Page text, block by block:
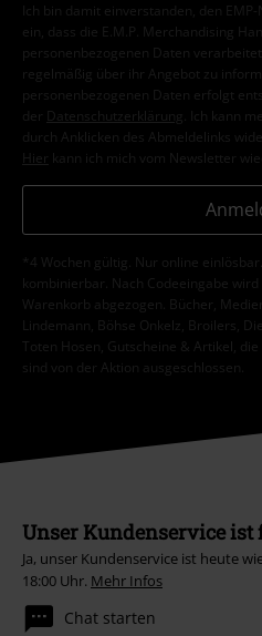
Ich bin damit einverstanden, den
ein, dass die E.M.P. Merchandising
personenbezogenen Daten
regelmäßig über ihr Angebot zu
personenbezogenen Daten erfolgt
der
Datenschutzerklärung
. Ich kann
durch Anklicken des Abmeldelinks
Hier kann ich mich vom Newsletter
*4 Wochen gültig. Nur online
kombinierbar. Nach Codeeingabe
Warenkorb abgezogen. Bücher,
Lindemann, Böhse Onkelz, Broilers,
Toten Hosen, Gutscheine & Artikel,
sind von der Aktion ausgeschlossen.
Unser Kundenservice ist
Ja, unser Kundenservice ist heute
18:00 Uhr. Mehr Infos
Chat starten